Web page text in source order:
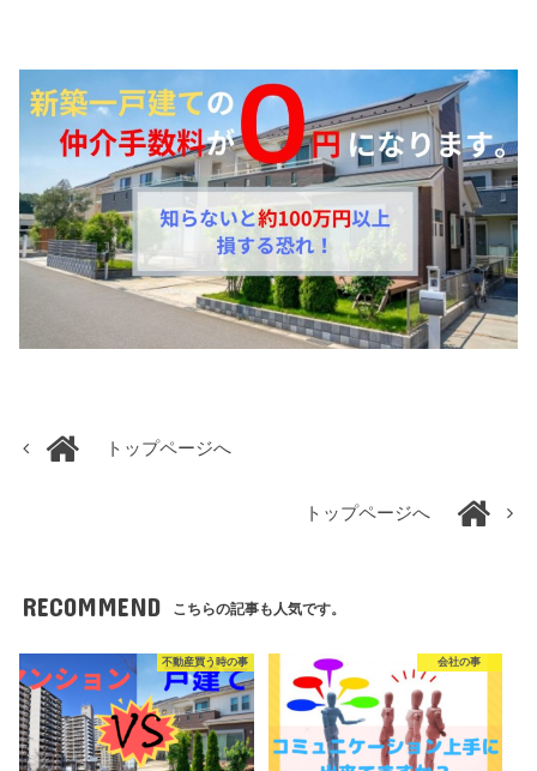
トップページへ
トップページへ
RECOMMEND こちらの記事も人気です。
不動産買う時の事 会社の事